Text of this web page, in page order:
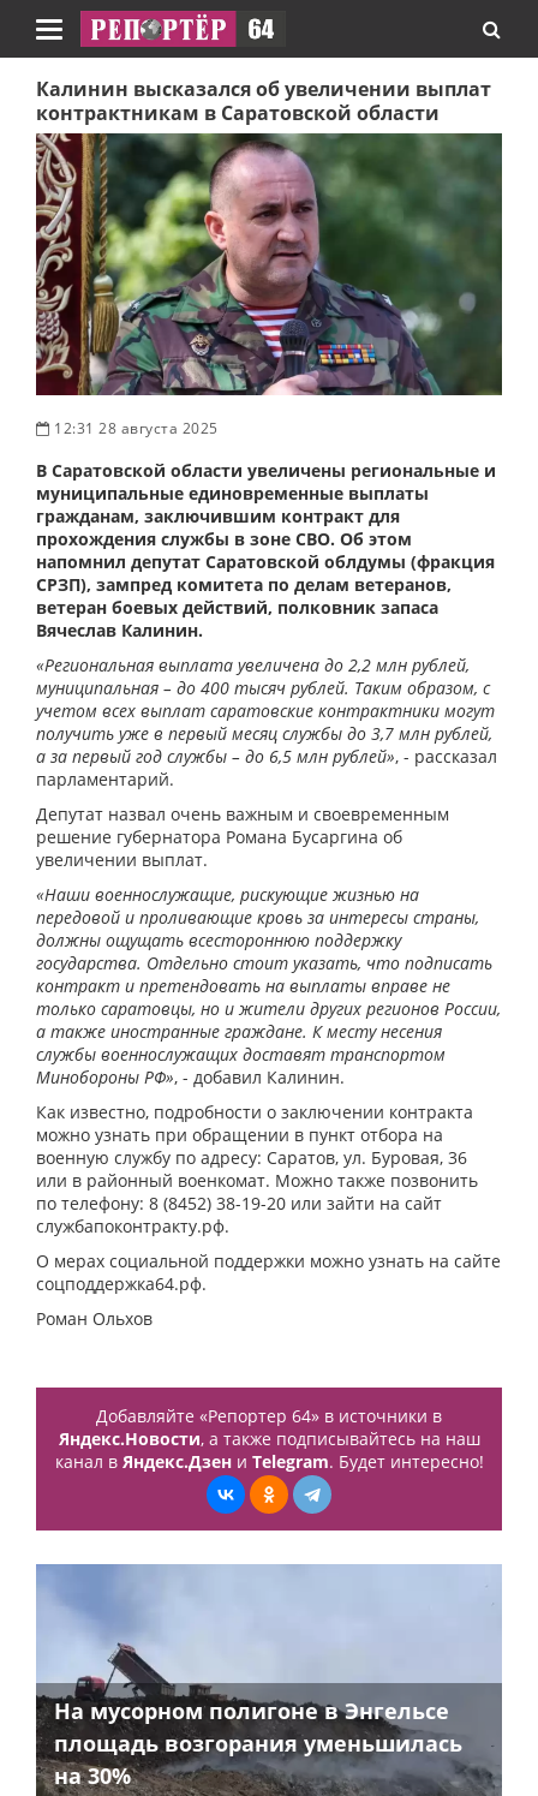
Навигация
Калинин высказался об увеличении выплат
контрактникам в Саратовской области
12:31 28 августа 2025
В Саратовской области увеличены региональные и
муниципальные единовременные выплаты
гражданам, заключившим контракт для
прохождения службы в зоне СВО. Об этом
напомнил депутат Саратовской облдумы (фракция
СРЗП), зампред комитета по делам ветеранов,
ветеран боевых действий, полковник запаса
Вячеслав Калинин.
«Региональная выплата увеличена до 2,2 млн рублей,
муниципальная – до 400 тысяч рублей. Таким образом, с
учетом всех выплат саратовские контрактники могут
получить уже в первый месяц службы до 3,7 млн рублей,
а за первый год службы – до 6,5 млн рублей», - рассказал
парламентарий.
Депутат назвал очень важным и своевременным
решение губернатора Романа Бусаргина об
увеличении выплат.
«Наши военнослужащие, рискующие жизнью на
передовой и проливающие кровь за интересы страны,
должны ощущать всестороннюю поддержку
государства. Отдельно стоит указать, что подписать
контракт и претендовать на выплаты вправе не
только саратовцы, но и жители других регионов России,
а также иностранные граждане. К месту несения
службы военнослужащих доставят транспортом
Минобороны РФ», - добавил Калинин.
Как известно, подробности о заключении контракта
можно узнать при обращении в пункт отбора на
военную службу по адресу: Саратов, ул. Буровая, 36
или в районный военкомат. Можно также позвонить
по телефону: 8 (8452) 38-19-20 или зайти на сайт
службапоконтракту.рф.
О мерах социальной поддержки можно узнать на сайте
соцподдержка64.рф.
Роман Ольхов
Добавляйте «Репортер 64» в источники в
Яндекс.Новости, а также подписывайтесь на наш
канал в Яндекс.Дзени Telegram. Будет интересно!
На мусорном полигоне в Энгельсе
площадь возгорания уменьшилась
на 30%